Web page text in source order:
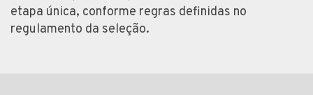
etapa única, conforme regras definidas no
regulamento da seleção.